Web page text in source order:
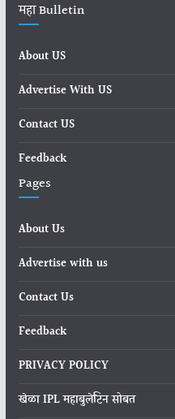
महा Bulletin
About US
Advertise With US
Contact US
Feedback
Pages
About Us
Advertise with us
Contact Us
Feedback
PRIVACY POLICY
खेळा IPL महाबुलेटिन सोबत